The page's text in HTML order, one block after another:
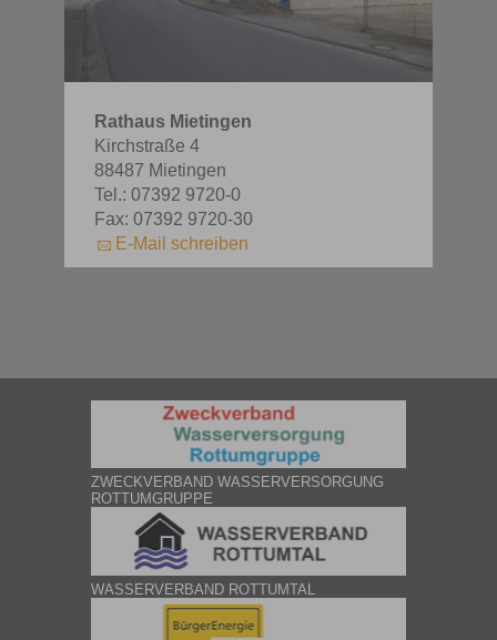
Rathaus Mietingen
Kirchstraße 4
88487 Mietingen
Tel.: 07392 9720-0
Fax: 07392 9720-30
E-Mail schreiben
ZWECKVERBAND WASSERVERSORGUNG
ROTTUMGRUPPE
WASSERVERBAND ROTTUMTAL